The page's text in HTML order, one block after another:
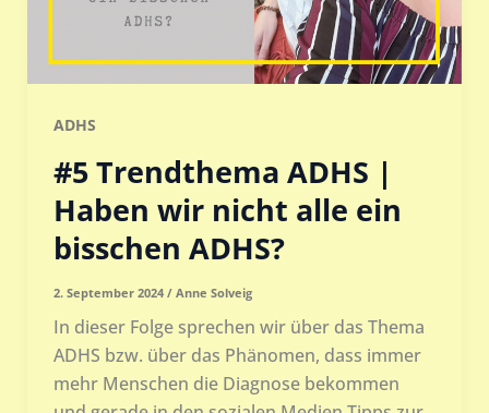
ADHS
#5 Trendthema ADHS |
Haben wir nicht alle ein
bisschen ADHS?
2. September 2024 / Anne Solveig
In dieser Folge sprechen wir über das Thema
ADHS bzw. über das Phänomen, dass immer
mehr Menschen die Diagnose bekommen